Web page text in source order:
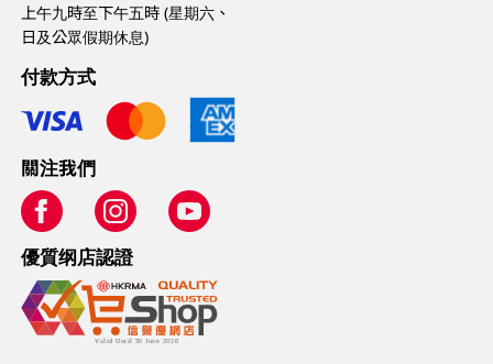
上午九時至下午五時 (星期六、
日及公眾假期休息)
付款方式
關注我們
優質纲店認證